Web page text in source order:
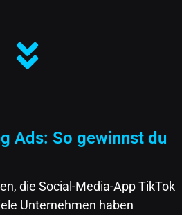
Ads: So gewinnst du
die Social-Media-App TikTok
Unternehmen haben